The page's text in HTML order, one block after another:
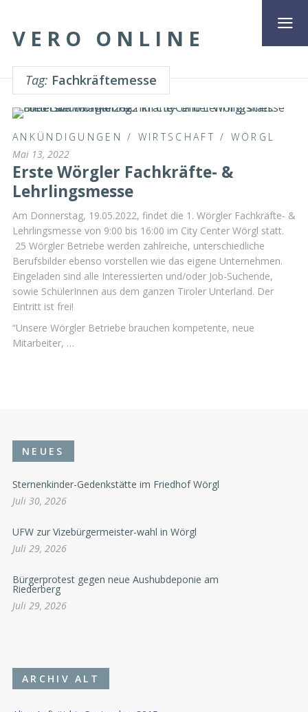
VERO ONLINE
Tag: Fachkräftemesse
ANKÜNDIGUNGEN / WIRTSCHAFT / WÖRGL
Mai 13, 2022
Erste Wörgler Fachkräfte- &
Lehrlingsmesse
Am Donnerstag, 19.05.2022, findet die 1. Wörgler Fachkräfte- &
Lehrlingsmesse von 9:00 bis 16:00 im City Center Wörgl statt.
25 Wörgler Betriebe werden zahlreiche, unterschiedliche
Berufsbilder ebenso vorstellen wie das eigene Unternehmen.
Eingeladen sind alle Interessierten und/oder Job-Suchende,
sowie SchülerInnen aus dem ganzen Tiroler Unterland. Der
Eintritt ist frei!
“Unsere Wörgler Betriebe brauchen kompetente, neue
Mitarbeiter, …
NEUES
Sternenkinder-Gedenkstätte im Friedhof Wörgl
Juli 30, 2026
UFW zur Vizebürgermeister-wahl in Wörgl
Juli 29, 2026
Bürgerprotest gegen neue Aushubdeponie am
Riederberg
Juli 29, 2026
ARCHIV ALT